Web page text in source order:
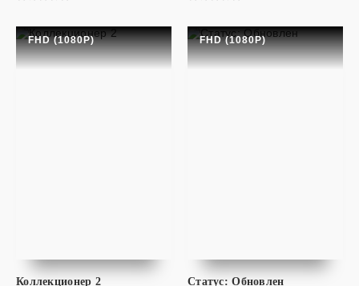
Форд против Феррари / Ford против Ferrari
Ford v Ferrari
FHD (1080P)
Коллекционер 2
FHD (1080P)
Статус: Обновлен